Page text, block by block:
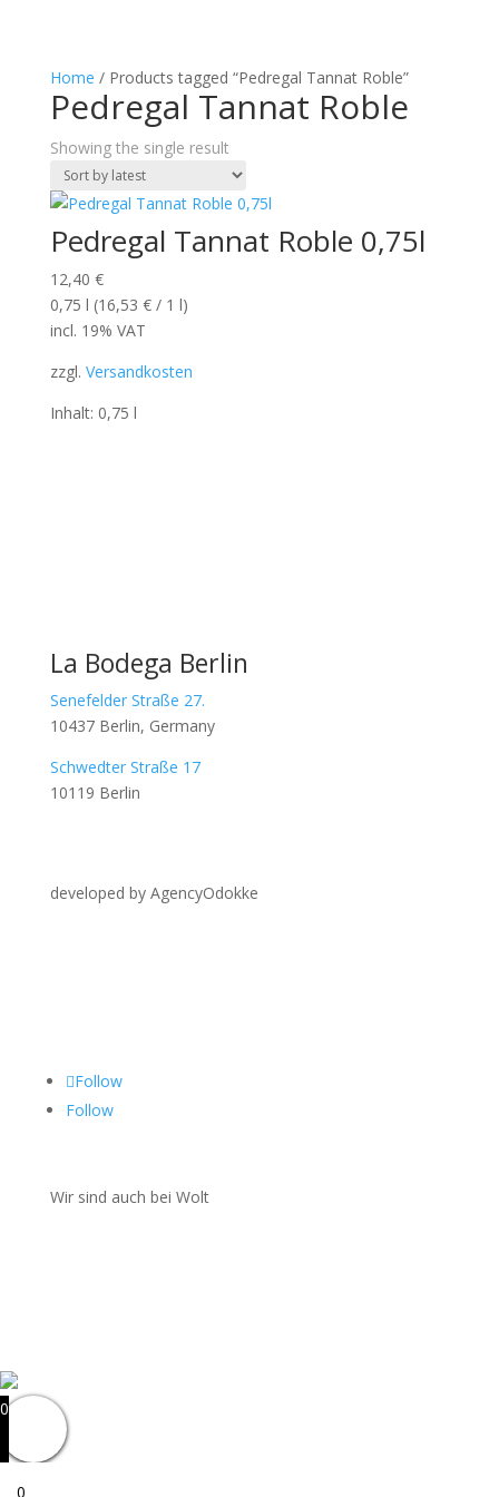
Home / Products tagged “Pedregal Tannat Roble”
Pedregal Tannat Roble
Showing the single result
Pedregal Tannat Roble 0,75l
12,40 €
0,75 l (16,53 €/ 1 l)
incl. 19% VAT
zzgl. Versandkosten
Inhalt: 0,75 l
La Bodega Berlin
Senefelder Straße 27.
10437 Berlin, Germany
Schwedter Straße 17
10119 Berlin
developed by AgencyOdokke
Follow
Follow
Wir sind auch bei Wolt
0
0